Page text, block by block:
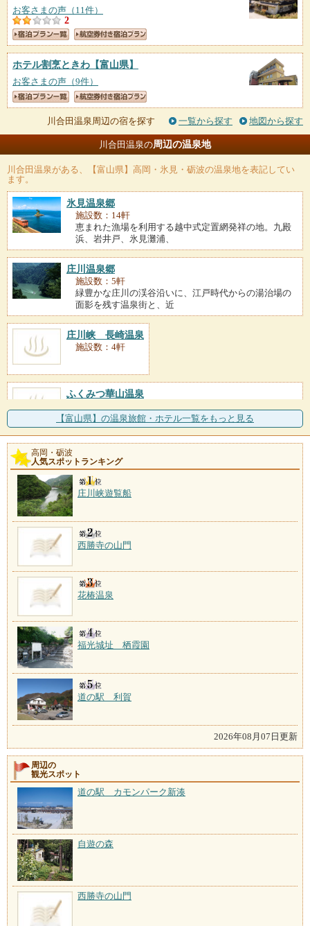
お客さまの声（11件）
2
ホテル割烹ときわ 【富山県】
お客さまの声（9件）
川合田温泉周辺の宿を探す 一覧から探す 地図から探す
川合田温泉の周辺の温泉地
川合田温泉がある、【富山県】高岡・氷見・砺波の温泉地を表記してい
ます。
氷見温泉郷
施設数：14軒
恵まれた漁場を利用する越中式定置網発祥の地。九殿
浜、岩井戸、氷見灘浦、
庄川温泉郷
施設数：5軒
緑豊かな庄川の渓谷沿いに、江戸時代からの湯治場の
面影を残す温泉街と、近
庄川峡 長崎温泉
施設数：4軒
ふくみつ華山温泉
立山連峰を望む田園の高台に建つ一軒宿が湯元。のど
かな村の風景を見渡す展
川合田温泉
施設数：1軒
【富山県】の温泉旅館・ホテル一覧をもっと見る
高岡・砺波
人気スポットランキング
庄川峡遊覧船
西勝寺の山門
花椿温泉
福光城址 栖霞園
道の駅 利賀
2026年08月07日更新
周辺の
観光スポット
道の駅 カモンパーク新湊
自遊の森
西勝寺の山門